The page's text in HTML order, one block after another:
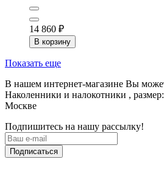
14 860 ₽
В корзину
Показать еще
В нашем интернет-магазине Вы
Наколенники и налокотники ,
Москве
Подпишитесь на нашу рассылку!
Подписаться